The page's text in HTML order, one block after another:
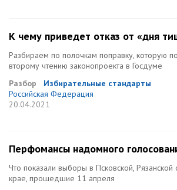
К чему приведет отказ от «дня
Разбираем по полочкам поправку, которую
второму чтению законопроекта в Госдуме
Разбор
Избирательные стандарты
Российская Федерация
20.04.2021
Перфомансы надомного
Что показали выборы в Псковской,
крае, прошедшие 11 апреля